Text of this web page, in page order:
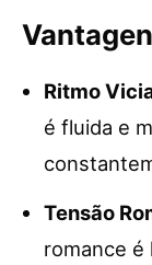
Ritmo
é fluida e
Tensão
romance é